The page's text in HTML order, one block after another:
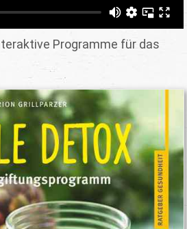
Programme für das